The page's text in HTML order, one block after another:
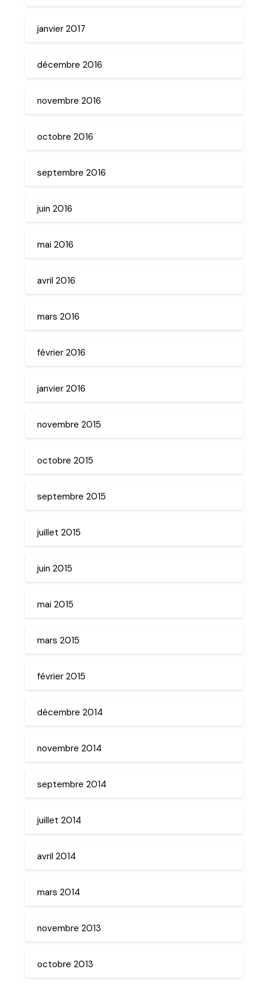
janvier 2017
décembre 2016
novembre 2016
octobre 2016
septembre 2016
juin 2016
mai 2016
avril 2016
mars 2016
février 2016
janvier 2016
novembre 2015
octobre 2015
septembre 2015
juillet 2015
juin 2015
mai 2015
mars 2015
février 2015
décembre 2014
novembre 2014
septembre 2014
juillet 2014
avril 2014
mars 2014
novembre 2013
octobre 2013